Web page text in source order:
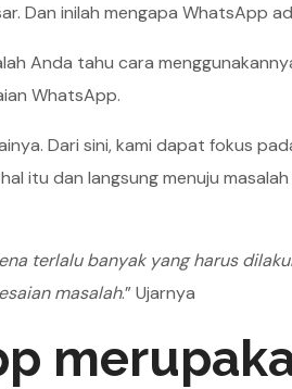
Dan inilah mengapa WhatsApp
Anda tahu cara
WhatsApp.
Dari sini, kami dapat fokus
itu dan langsung menuju
terlalu banyak yang harus
masalah.” Ujarnya